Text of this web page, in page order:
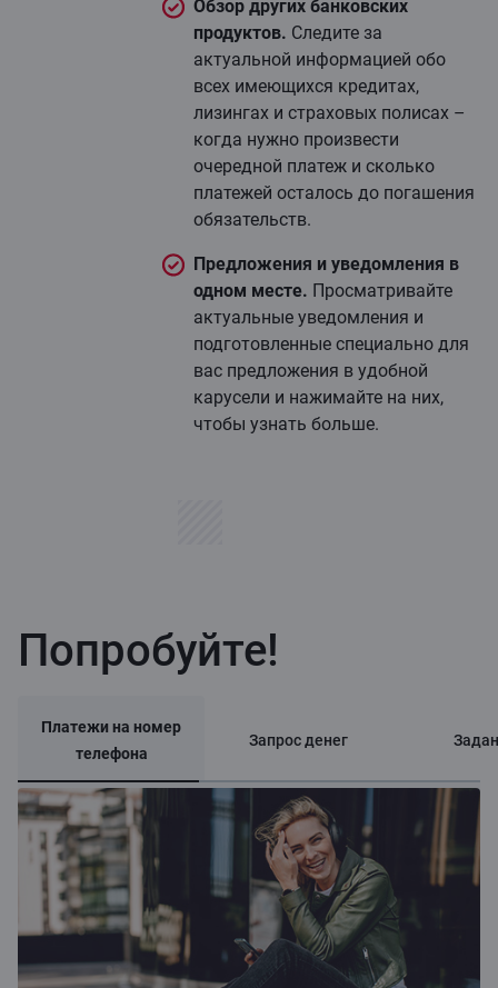
Обзор других банковских
продуктов. Следите за
актуальной информацией обо
всех имеющихся кредитах,
лизингах и страховых полисах –
когда нужно произвести
очередной платеж и сколько
платежей осталось до погашения
обязательств.
Предложения и уведомления в
одном месте. Просматривайте
актуальные уведомления и
подготовленные специально для
вас предложения в удобной
карусели и нажимайте на них,
чтобы узнать больше.
Попробуйте!
Платежи на номер
телефона
Запрос денег